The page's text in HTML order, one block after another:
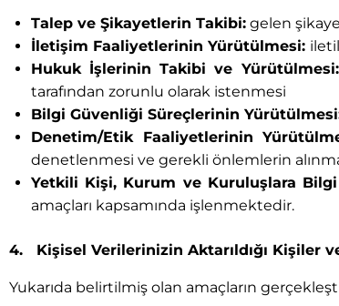
Talep ve Şikayetlerin Takibi: gelen
İletişim Faaliyetlerinin Yürütülmesi:
Hukuk İşlerinin Takibi ve Yürütülmesi:
tarafından zorunlu olarak istenmesi
Bilgi Güvenliği Süreçlerinin
Denetim/Etik Faaliyetlerinin
denetlenmesi ve gerekli önlemlerin
Yetkili Kişi, Kurum ve Kuruluşlara
amaçları kapsamında işlenmektedir.
4. Kişisel Verilerinizin Aktarıldığı Kişiler
Yukarıda belirtilmiş olan amaçların